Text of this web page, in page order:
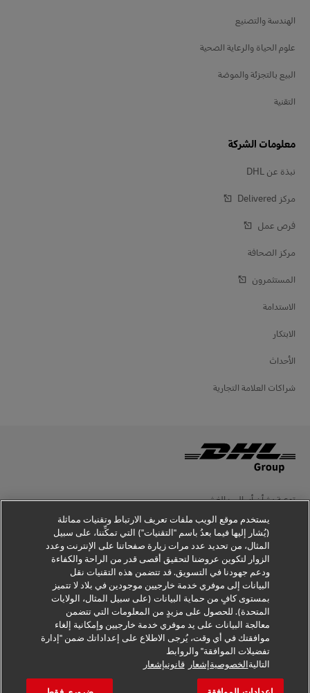
الهندسة والتصنيع
علوم الحياة والرعاية الصحية
البيع بالتجزئة والموضة
التقنية
معلومات الشركة
نبذة عن DHL
مركز Delivered‎
فرص عمل
مركز الصحافة
المستثمرون
الاستدامة
الابتكار
الأحداث
شراكات العلامة التجارية
توعية بشأن أساليب الغش
إخطار قانوني
شروط الاستخدام
إخطار الخصوصية
معلومات إضافية
إعدادات ملفات تعريف الارتباط
يستخدم موقع الويب ملفات تعريف الارتباط وتقنيات مماثلة
(يُشار إليها فيما بعدُ باسم "التقنيات") التي تمكِّننا، على سبيل
المثال، من تحديد عدد مرات زيارة صفحاتنا على الإنترنت وعدد
الزوار لتكوين عروضنا لتحقيق أقصى قدر من الراحة والكفاءة
ودعم جهودنا في التسويق. قد تتضمن هذه التقنيات نقل
البيانات إلى موفري خدمة خارجيين موجودين في بلاد لا تتميز
بمستوى كافٍ من حماية البيانات (على سبيل المثال، الولايات
المتحدة). للحصول على مزيدٍ من المعلومات التي تتضمن
معالجة البيانات على يد موفري خدمة خارجيين وإمكانية إلغاء
موافقتك في أي وقت، يُرجى الاطلاع على إعداداتك ضمن "إدارة
تفضيلات الموافقة" والروابط
التالية الخصوصيةإشعار قانونيإشعار